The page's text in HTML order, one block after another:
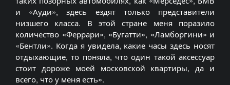
и «Ауди», здесь ездят только представители
низшего класса. В этой стране меня поразило
количество «Феррари», «Бугатти», «Ламборгини» и
«Бентли». Когда я увидела, какие часы здесь носят
отдыхающие, то поняла, что один такой аксессуар
стоит дороже моей московской квартиры, да и
всего, что у меня есть».